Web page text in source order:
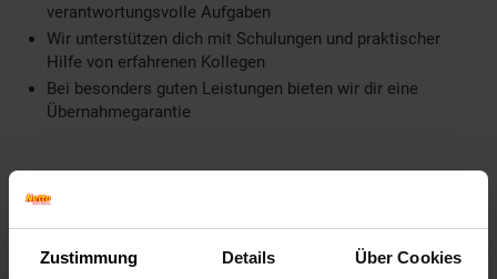
Zustimmung Details Über Cookies
verantwortungsvolle Aufgaben
Wir unterstützen dich mit Schulungen und praktischer
Hilfe von erfahrenen Kollegen
Bei besonders guten Leistungen bieten wir dir eine
Übernahmegarantie
Weitere Informationen
Information und Bewerbung